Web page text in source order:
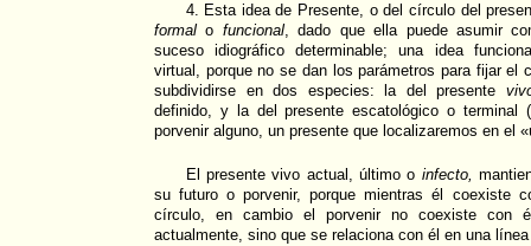
4. Esta idea de Presente, o del círculo del
formal o funcional, dado que ella puede asumir
suceso idiográfico determinable; una idea
virtual, porque no se dan los parámetros para fijar el
subdividirse en dos especies: la del presente
definido, y la del presente escatológico o terminal
porvenir alguno, un presente que localizaremos en el
El presente vivo actual, último o infecto,
su futuro o porvenir, porque mientras él coexiste
círculo, en cambio el porvenir no coexiste con
actualmente, sino que se relaciona con él en una